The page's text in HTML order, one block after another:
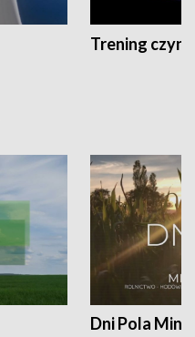
Trening czyni
Dni Pola